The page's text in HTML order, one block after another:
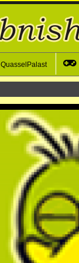
QuasselPalast